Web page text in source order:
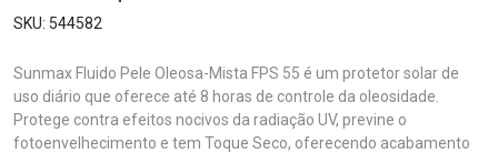
544582
Sunmax Fluido Pele Oleosa-Mista FPS 55 é um protetor solar de
uso diário que oferece até 8 horas de controle da oleosidade.
Protege contra efeitos nocivos da radiação UV, previne o
fotoenvelhecimento e tem Toque Seco, oferecendo acabamento